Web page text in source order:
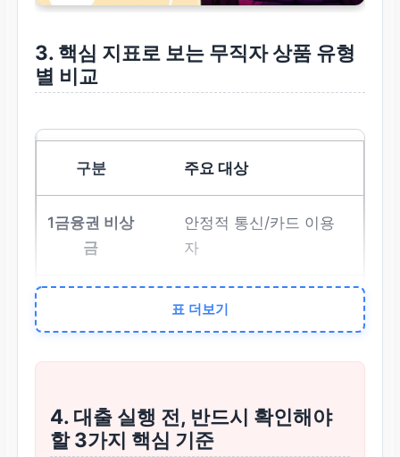
3. 핵심 지표로 보는 무직자상품 유형
별 비교
주요 대상
안정적 통신/카드 이용
자
저신용자, 청년, 미취업
자
300만 원 (소액)
표 더보기
4. 대출 실행 전, 반드시 확인해야
할 3가지 핵심 기준